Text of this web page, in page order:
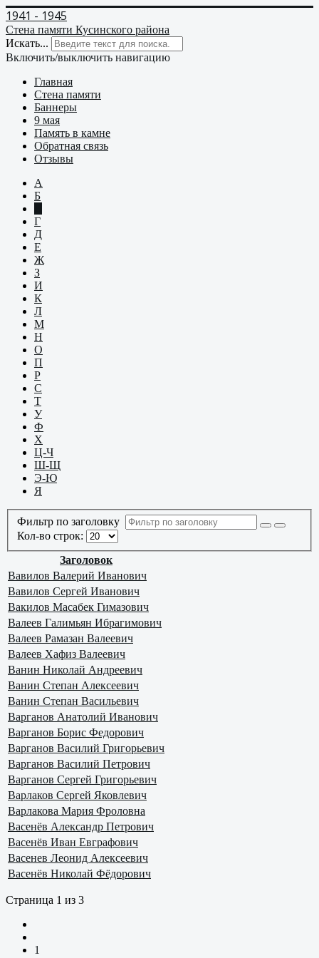
1941 - 1945
Стена памяти Кусинского района
Искать...
Включить/выключить навигацию
Главная
Стена памяти
Баннеры
9 мая
Память в камне
Обратная связь
Отзывы
А
Б
Г
Д
Е
Ж
З
И
К
Л
М
Н
О
П
Р
С
Т
У
Ф
Х
Ц-Ч
Ш-Щ
Э-Ю
Я
Фильтр по заголовку
Кол-во строк:
Заголовок
Вавилов Валерий Иванович
Вавилов Сергей Иванович
Вакилов Масабек Гимазович
Валеев Галимьян Ибрагимович
Валеев Рамазан Валеевич
Валеев Хафиз Валеевич
Ванин Николай Андреевич
Ванин Степан Алексеевич
Ванин Степан Васильевич
Варганов Анатолий Иванович
Варганов Борис Федорович
Варганов Василий Григорьевич
Варганов Василий Петрович
Варганов Сергей Григорьевич
Варлаков Сергей Яковлевич
Варлакова Мария Фроловна
Васенёв Александр Петрович
Васенёв Иван Евграфович
Васенев Леонид Алексеевич
Васенёв Николай Фёдорович
Страница 1 из 3
1